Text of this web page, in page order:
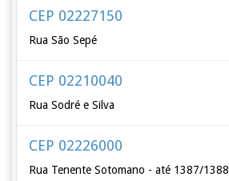
CEP 02227150
Rua São Sepé
CEP 02210040
Rua Sodré e Silva
CEP 02226000
Rua Tenente Sotomano - até 1387/1388